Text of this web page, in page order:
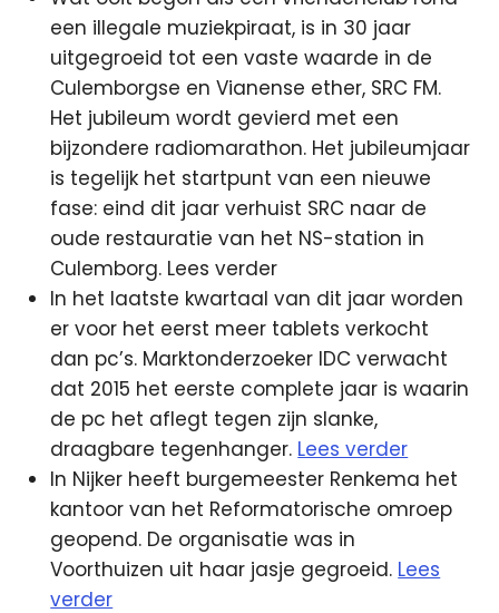
een illegale muziekpiraat, is in 30 jaar
uitgegroeid tot een vaste waarde in de
Culemborgse en Vianense ether, SRC FM.
Het jubileum wordt gevierd met een
bijzondere radiomarathon. Het jubileumjaar
is tegelijk het startpunt van een nieuwe
fase: eind dit jaar verhuist SRC naar de
oude restauratie van het NS-station in
Culemborg. Lees verder
In het laatste kwartaal van dit jaar worden
er voor het eerst meer tablets verkocht
dan pc’s. Marktonderzoeker IDC verwacht
dat 2015 het eerste complete jaar is waarin
de pc het aflegt tegen zijn slanke,
draagbare tegenhanger. Lees verder
In Nijker heeft burgemeester Renkema het
kantoor van het Reformatorische omroep
geopend. De organisatie was in
Voorthuizen uit haar jasje gegroeid. Lees
verder